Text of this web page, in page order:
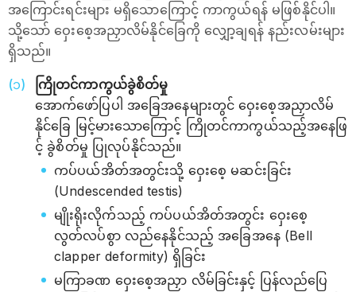
အကြောင်းရင်းများ မရှိသောကြောင့် ကာကွယ်ရန် မဖြစ်နိုင်ပါ။
သို့သော် ဝှေးစေ့အညှာလိမ်နိုင်ခြေကို လျှော့ချရန် နည်းလမ်းများ
ရှိသည်။
ကြိုတင်ကာကွယ်ခွဲစိတ်မှု
အောက်ဖော်ပြပါ အခြေအနေများတွင် ဝှေးစေ့အညှာလိမ်
နိုင်ခြေ မြင့်မားသောကြောင့် ကြိုတင်ကာကွယ်သည့်အနေဖြ
င့် ခွဲစိတ်မှု ပြုလုပ်နိုင်သည်။
ကပ်ပယ်အိတ်အတွင်းသို့ ဝှေးစေ့ မဆင်းခြင်း
(Undescended testis)
မျိုးရိုးလိုက်သည့် ကပ်ပယ်အိတ်အတွင်း ဝှေးစေ့
လွတ်လပ်စွာ လည်နေနိုင်သည့် အခြေအနေ (Bell
clapper deformity) ရှိခြင်း
မကြာခဏ ဝှေးစေ့အညှာ လိမ်ခြင်းနှင့် ပြန်လည်ပြေ